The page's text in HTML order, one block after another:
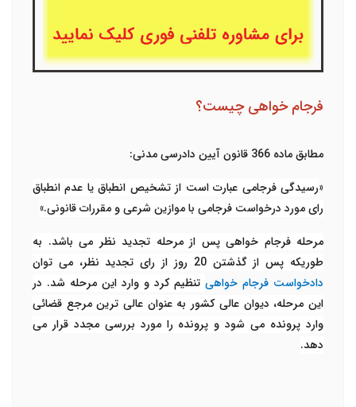
فرجام خواهی چیست؟
مطابق ماده 366 قانون آیین دادرسی مدنی:
«رسیدگی فرجامی عبارت است از تشخیص انطباق یا عدم انطباق
رای مورد درخواست فرجامی با موازین شرعی و مقررات قانونی.
»
مرحله فرجام خواهی پس از مرحله تجدید نظر می باشد. به
طوریکه پس از گذشتن 20 روز از رای تجدید نظر، می توان
دادخواست فرجام خواهی تنظیم کرد و وارد این مرحله شد. در
این مرحله، دیوان عالی کشور به عنوان عالی ترین مرجع قضائی
وارد پرونده می شود و پرونده را مورد بررسی مجدد قرار می
دهد.